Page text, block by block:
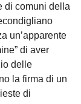
di comuni della
un’apparente
di aver
delle
la firma di un
di